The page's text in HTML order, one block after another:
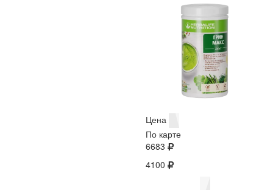
Цена
По карте
6683
4100